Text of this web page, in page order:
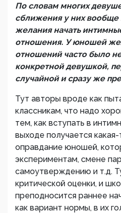
По словам многих
сближения у них вообще
желания начать
отношения. У юношей
отношений часто было
конкретной девушкой,
случайной и сразу же
Тут авторы вроде как
классникам, что надо
тем, как вступать в
выходе получается
оправдание юношей,
экспериментам, смене
самоутверждению и т.д.
критической оценки, и
преподносится раннее
как вариант нормы, в их